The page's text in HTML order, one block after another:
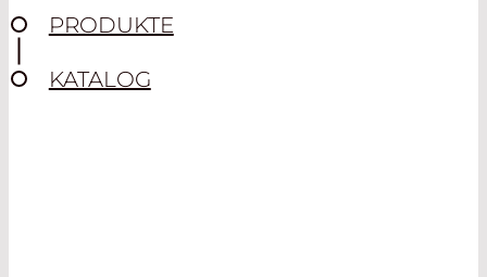
PRODUKTE
KATALOG